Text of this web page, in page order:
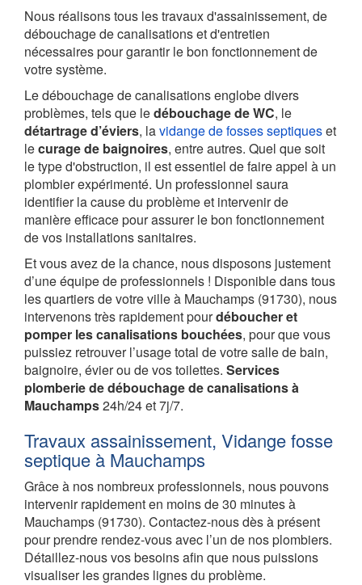
Nous réalisons tous les travaux d'assainissement, de
débouchage de canalisations et d'entretien
nécessaires pour garantir le bon fonctionnement de
votre système.
Le débouchage de canalisations englobe divers
problèmes, tels que ledébouchage de WC, le
détartrage d’éviers, lavidange de fosses septiqueset
lecurage de baignoires, entre autres. Quel que soit
le type d'obstruction, il est essentiel de faire appel à un
plombier expérimenté. Un professionnel saura
identifier la cause du problème et intervenir de
manière efficace pour assurer le bon fonctionnement
de vos installations sanitaires.
Et vous avez de la chance, nous disposons justement
d’une équipe de professionnels ! Disponible dans tous
les quartiers de votre ville à Mauchamps (91730), nous
intervenons très rapidement pourdéboucher et
pomper les canalisations bouchées, pour que vous
puissiez retrouver l’usage total de votre salle de bain,
baignoire, évier ou de vos toilettes. Services
plomberie de débouchage de canalisations à
Mauchamps24h/24 et 7j/7.
Travaux assainissement, Vidange fosse
septique à Mauchamps
Grâce à nos nombreux professionnels, nous pouvons
intervenir rapidement en moins de 30 minutes à
Mauchamps (91730). Contactez-nous dès à présent
pour prendre rendez-vous avec l’un de nos plombiers.
Détaillez-nous vos besoins afin que nous puissions
visualiser les grandes lignes du problème.